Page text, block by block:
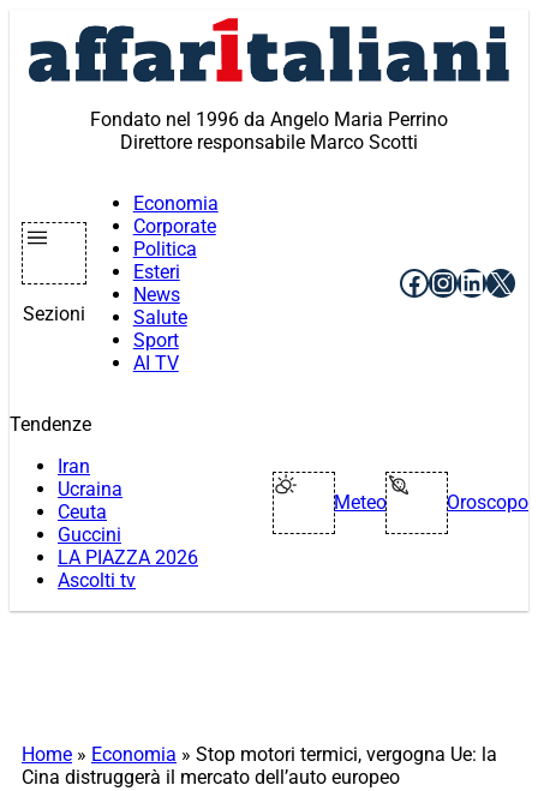
contenuto
Fondato nel 1996 da Angelo Maria Perrino
Direttore responsabile Marco Scotti
Sezioni
Economia
Corporate
Politica
Esteri
News
Salute
Sport
AI TV
Facebook
X
Tendenze
Iran
Ucraina
Ceuta
Guccini
LA PIAZZA 2026
Ascolti tv
Meteo Oroscopo
Home » Economia » Stop motori termici, vergogna Ue: la
Cina distruggerà il mercato dell’auto europeo